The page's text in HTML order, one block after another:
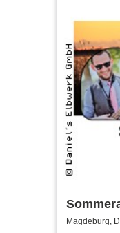
Julian
Magdeburg,